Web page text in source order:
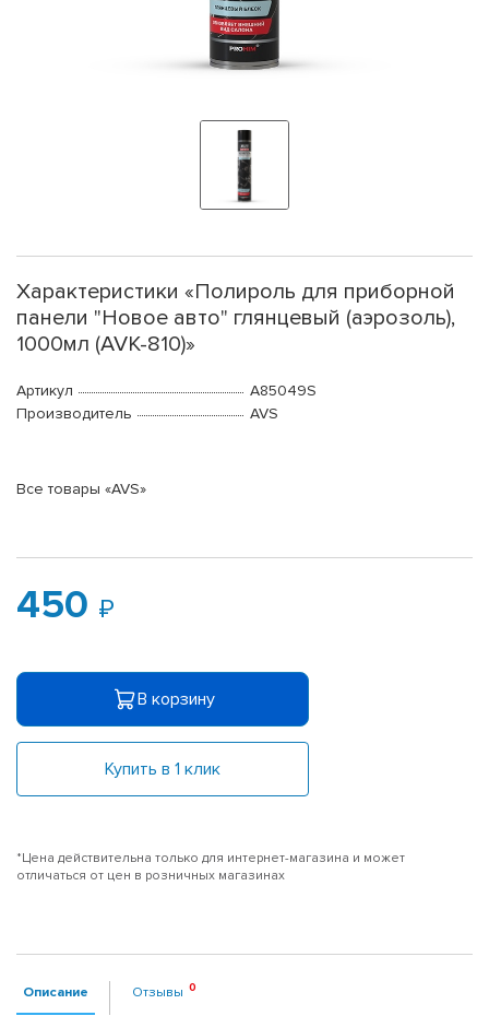
Характеристики «Полироль для приборной
панели "Новое авто" глянцевый (аэрозоль),
1000мл (AVK-810)»
Артикул
A85049S
Производитель
AVS
Все товары «AVS»
450
В корзину
Купить в 1 клик
*Цена действительна только для интернет-магазина и может
отличаться от цен в розничных магазинах
Описание Отзывы